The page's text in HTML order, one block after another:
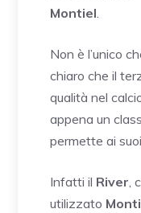
Montiel.
Non è l’unico
chiaro che il
qualità nel
appena un
permette ai
Infatti il River,
utilizzato